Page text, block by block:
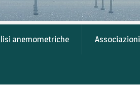
anemometriche Associazioni